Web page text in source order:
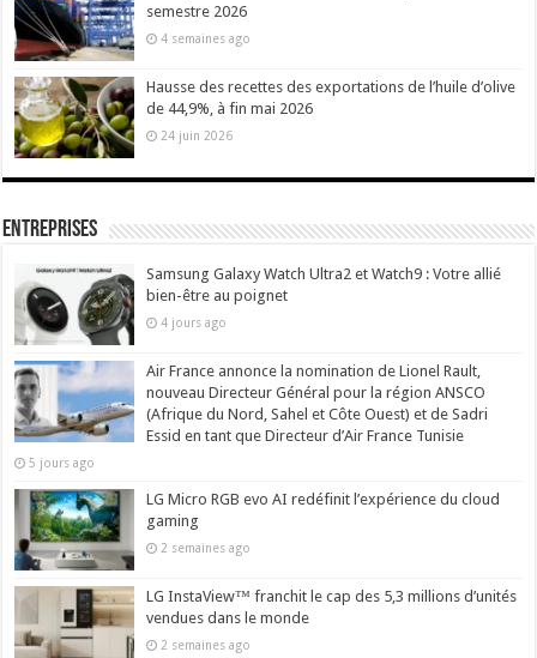
semestre 2026
4 semaines ago
Hausse des recettes des exportations de l’huile d’olive
de 44,9%, à fin mai 2026
24 juin 2026
Entreprises
Samsung Galaxy Watch Ultra2 et Watch9 : Votre allié
bien-être au poignet
4 jours ago
Air France annonce la nomination de Lionel Rault,
nouveau Directeur Général pour la région ANSCO
(Afrique du Nord, Sahel et Côte Ouest) et de Sadri
Essid en tant que Directeur d’Air France Tunisie
5 jours ago
LG Micro RGB evo AI redéfinit l’expérience du cloud
gaming
2 semaines ago
LG InstaView™ franchit le cap des 5,3 millions d’unités
vendues dans le monde
2 semaines ago